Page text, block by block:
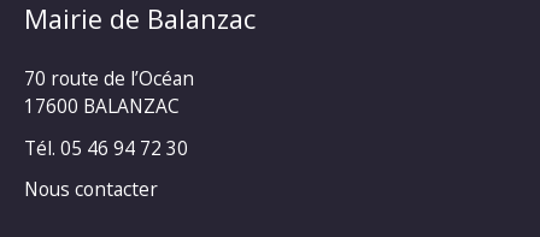
Mairie de Balanzac
70 route de l’Océan
17600 BALANZAC
Tél. 05 46 94 72 30
Nous contacter